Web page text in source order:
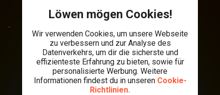
-
Löwen mögen Cookies!
Wir verwenden Cookies, um unsere Webseite
zu verbessern und zur Analyse des
Datenverkehrs, um dir die sicherste und
effizienteste Erfahrung zu bieten, sowie für
personalisierte Werbung. Weitere
Informationen findest du in unseren Cookie-
Richtlinien.